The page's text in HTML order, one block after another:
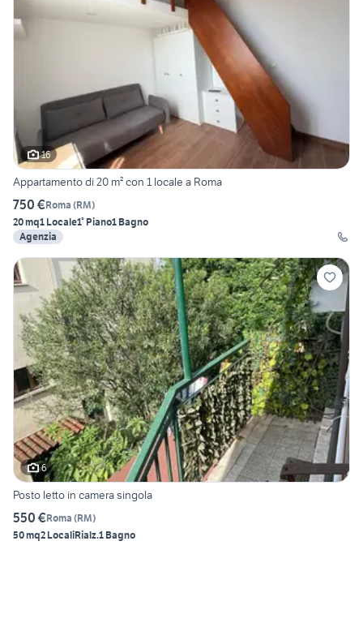
16
Appartamento di 20 m² con 1 locale a Roma
750 €Roma (RM)
20 mq1 Locale1° Piano1 Bagno
Agenzia
6
Posto letto in camera singola
550 €Roma (RM)
50 mq2 LocaliRialz.1 Bagno